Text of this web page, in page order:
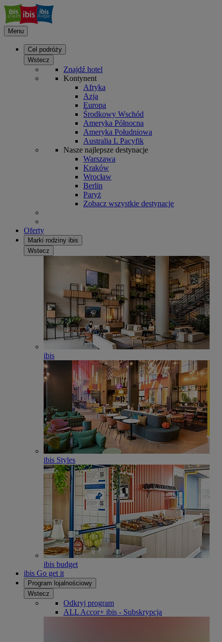
Menu
Cel podróży
Wstecz
Znajdź hotel
Kontynent
Afryka
Azja
Europa
Środkowy Wschód
Ameryka Północna
Ameryka Południowa
Australia L Pacyfik
Nasze najlepsze destynacje
Warszawa
Kraków
Wrocław
Berlin
Paryż
Zobacz wszystkie destynacje
Oferty
Marki rodziny ibis
Wstecz
ibis
ibis Styles
ibis budget
ibis Go get it
Program lojalnościowy
Wstecz
Odkryj program
ALL Accor+ ibis - Subskrypcja